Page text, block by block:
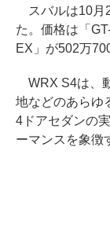
スバルは10月
た。価格は「
EX」が502万
WRX S4は、
地などのあらゆ
4ドアセダンの
ーマンスを象徴